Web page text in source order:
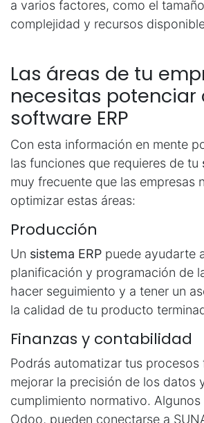
a varios factores, como el
complejidad y recursos
Las áreas de tu
necesitas potenciar
software ERP
Con esta información en mente
las funciones que requieres de tu
muy frecuente que las empresas
optimizar estas áreas:
Producción
Un sistema ERP puede ayudarte
planificación y programación de
hacer seguimiento y a tener un
la calidad de tu producto
Finanzas y contabilidad
Podrás automatizar tus procesos
mejorar la precisión de los datos
cumplimiento normativo.
Odoo, pueden conectarse a